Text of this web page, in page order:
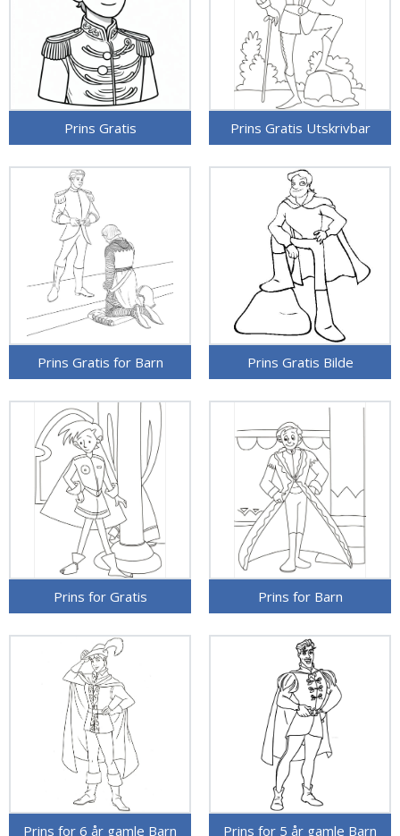
Prins Gratis Prins Gratis Utskrivbar
Prins Gratis for Barn Prins Gratis Bilde
Prins for Gratis Prins for Barn
Prins for 6 år gamle Barn Prins for 5 år gamle Barn